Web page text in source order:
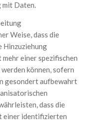
mit Daten.
Weise, dass die
Hinzuziehung
einer spezifischen
können, sofern
gesondert aufbewahrt
dass die
einer identifizierten